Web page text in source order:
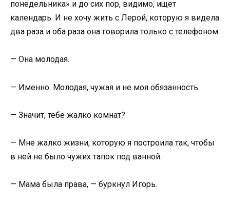
понедельника» и до сих пор, видимо, ищет
календарь. И не хочу жить с Лерой, которую я видела
два раза и оба раза она говорила только с телефоном.
— Она молодая.
— Именно. Молодая, чужая и не моя обязанность.
— Значит, тебе жалко комнат?
— Мне жалко жизни, которую я построила так, чтобы
в ней не было чужих тапок под ванной.
— Мама была права, — буркнул Игорь.